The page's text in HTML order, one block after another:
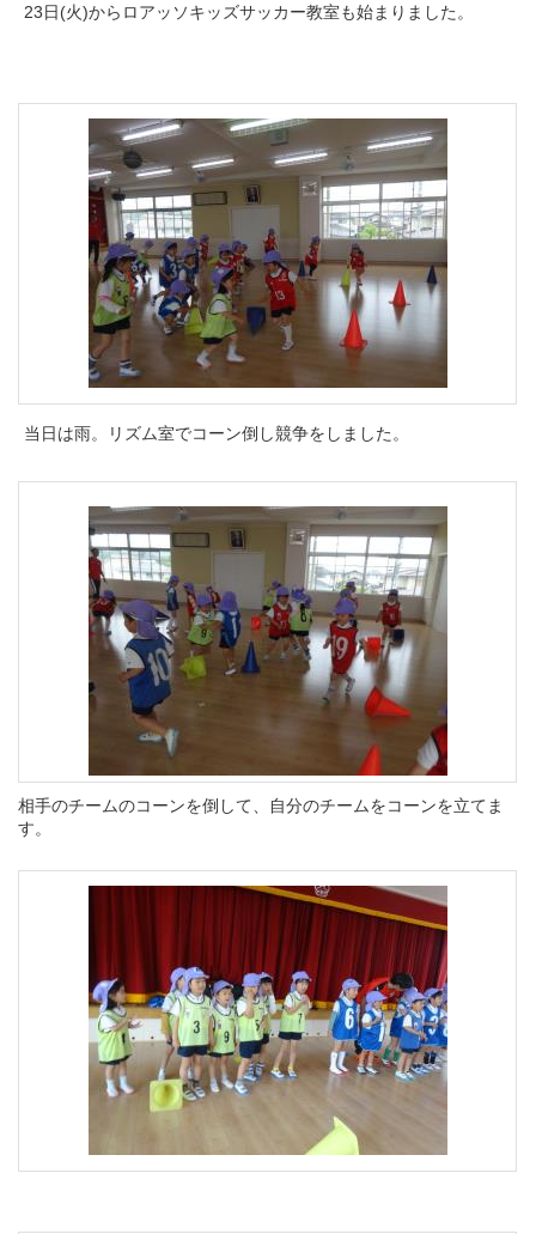
23日(火)からロアッソキッズサッカー教室も始まりました。
当日は雨。リズム室でコーン倒し競争をしました。
相手のチームのコーンを倒して、自分のチームをコーンを立てま
す。